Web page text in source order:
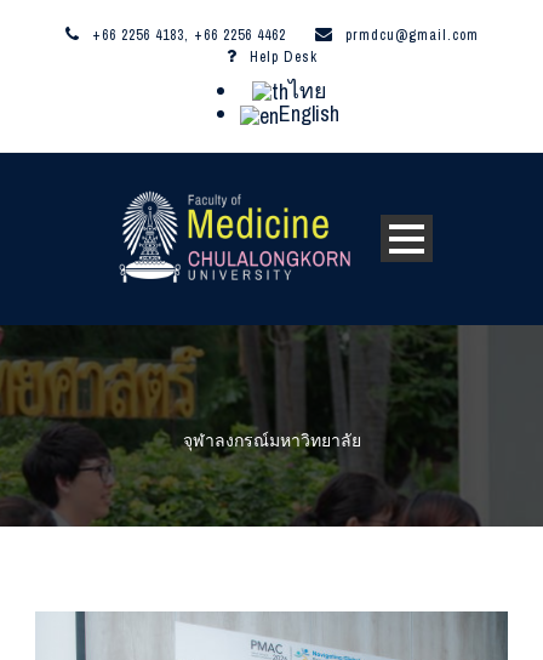
+66 2256 4183, +66 2256 4462
prmdcu@gmail.com
Help Desk
ไทย
English
จุฬาลงกรณ์มหาวิทยาลัย